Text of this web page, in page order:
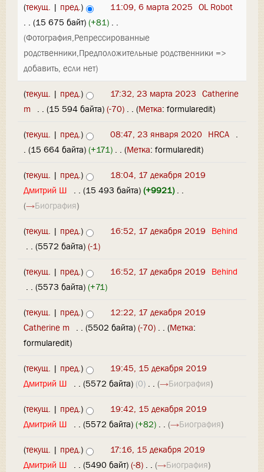
(текущ. | пред.) 11:09, 6 марта 2025 OL Robot
. . (15 675 байт) (+81) . .
(Фотография,Репрессированные
родственники,Предположительные родственники =>
добавить, если нет)
(текущ. | пред.) 17:32, 23 марта 2023 Catherine
m
. . (15 594 байта) (-70) . . (Метка:formularedit)
(текущ. | пред.) 08:47, 23 января 2020 HRCA .
. (15 664 байта) (+171) . . (Метка: formularedit)
(текущ. | пред.)
18:04, 17 декабря 2019
Дмитрий Ш
. . (15 493 байта) (+9921)‎ . .
(→Биография)
(текущ. | пред.) 16:52, 17 декабря 2019 Behind
. . (5572 байта) (-1)
(текущ. | пред.) 16:52, 17 декабря 2019 Behind
. . (5573 байта) (+71)
(текущ. | пред.)
12:22, 17 декабря 2019
Catherine m
. . (5502 байта) (-70) . . (Метка:
formularedit)
(текущ. | пред.)
19:45, 15 декабря 2019
Дмитрий Ш
. . (5572 байта) (0) . . (→Биография)
(текущ. | пред.)
19:42, 15 декабря 2019
Дмитрий Ш
. . (5572 байта) (+82) . . (→Биография)
(текущ. | пред.)
17:16, 15 декабря 2019
Дмитрий Ш
. . (5490 байт) (-8) . . (→Биография)